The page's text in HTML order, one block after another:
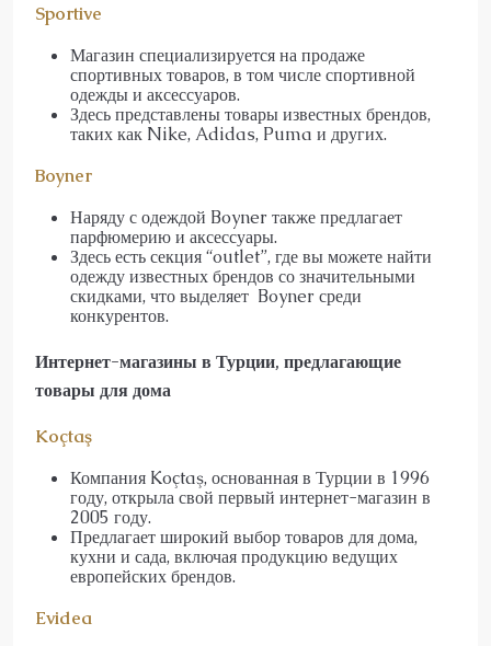
Sportive
Магазин специализируется на продаже
спортивных товаров, в том числе спортивной
одежды и аксессуаров.
Здесь представлены товары известных брендов,
таких как Nike, Adidas, Puma и других.
Boyner
Наряду с одеждой Boyner также предлагает
парфюмерию и аксессуары.
Здесь есть секция “outlet”, где вы можете найти
одежду известных брендов со значительными
скидками, что выделяет Boyner среди
конкурентов.
Интернет-магазины в Турции, предлагающие
товары для дома
Koçtaş
Компания Koçtaş, основанная в Турции в 1996
году, открыла свой первый интернет-магазин в
2005 году.
Предлагает широкий выбор товаров для дома,
кухни и сада, включая продукцию ведущих
европейских брендов.
Evidea